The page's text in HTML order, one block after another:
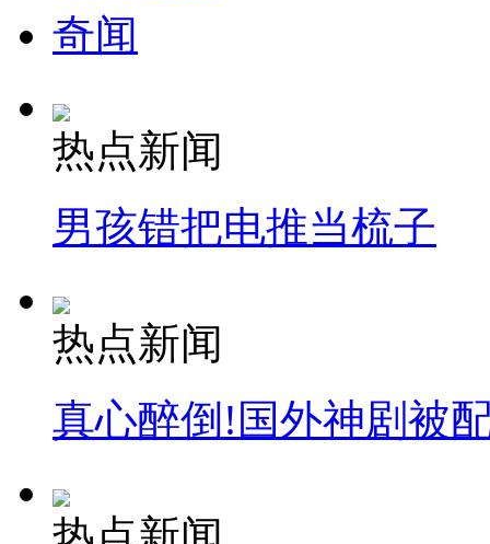
司机酒驾遇交警 急速倒车逃窜
奇闻
热点新闻
男孩错把电推当梳子
热点新闻
真心醉倒!国外神剧被